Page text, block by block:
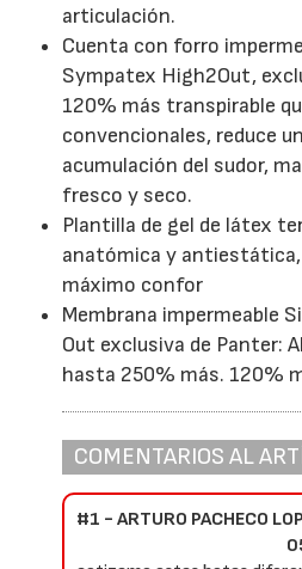
articulación.
Cuenta con forro
Sympatex High2Out,
120% más transpirable
convencionales, reduce
acumulación del sudor,
fresco y seco.
Plantilla de gel de látex
anatómica y
máximo confor
Membrana impermeable
Out exclusiva de Panter:
hasta 250% más. 120%
COMENTARIOS AL
#1 - ARTURO PACHECO